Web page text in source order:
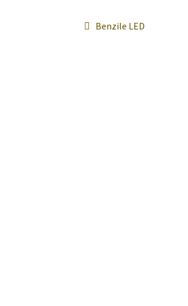
Navigare
Articolul
Benzile LED